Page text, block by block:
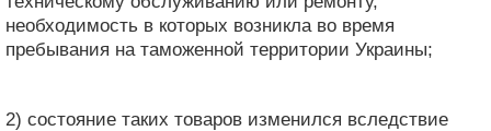
необходимость в которых возникла во время
пребывания на таможенной территории Украины;
2) состояние таких товаров изменился вследствие